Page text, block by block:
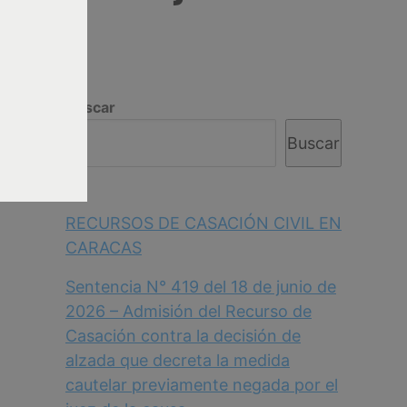
Buscar
Buscar
RECURSOS DE CASACIÓN CIVIL EN
CARACAS
Sentencia N° 419 del 18 de junio de
2026 – Admisión del Recurso de
Casación contra la decisión de
alzada que decreta la medida
cautelar previamente negada por el